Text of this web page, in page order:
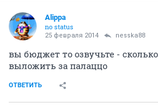
Alippa
no status
25 февраля 2014 nesska88
вы бюджет то озвучьте -
выложить за палаццо
ОТВЕТИТЬ